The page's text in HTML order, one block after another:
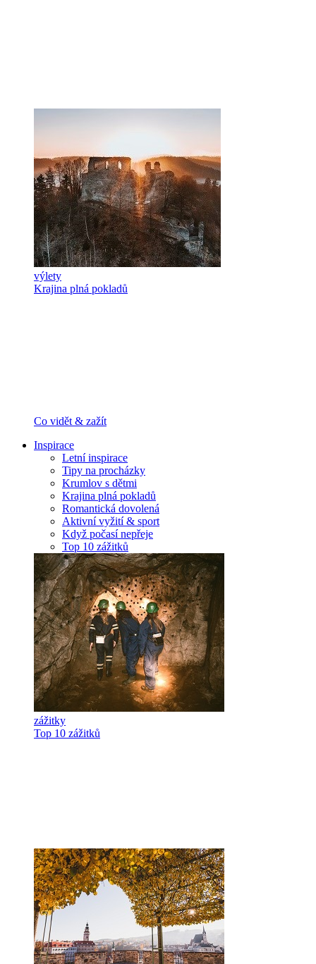
výlety
Krajina plná pokladů
Co vidět & zažít
Inspirace
Letní inspirace
Tipy na procházky
Krumlov s dětmi
Krajina plná pokladů
Romantická dovolená
Aktivní vyžití & sport
Když počasí nepřeje
Top 10 zážitků
zážitky
Top 10 zážitků